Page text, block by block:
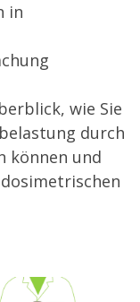
in
wie Sie
durch
können und